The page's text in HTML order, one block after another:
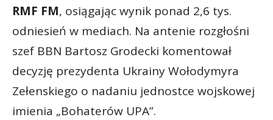
RMF FM, osiągając wynik ponad 2,6 tys.
odniesień w mediach. Na antenie rozgłośni
szef BBN Bartosz Grodecki komentował
decyzję prezydenta Ukrainy Wołodymyra
Zełenskiego o nadaniu jednostce wojskowej
imienia „Bohaterów UPA”.